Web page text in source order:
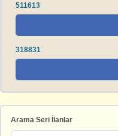
511613
318831
Arama Seri İlanlar